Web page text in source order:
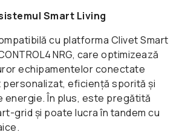
Smart Living
cu platforma Clivet Smart
NRG, care optimizează
echipamentelor conectate
eficiență sporită și
energie. În plus, este pregătită
grid și poate lucra în tandem cu